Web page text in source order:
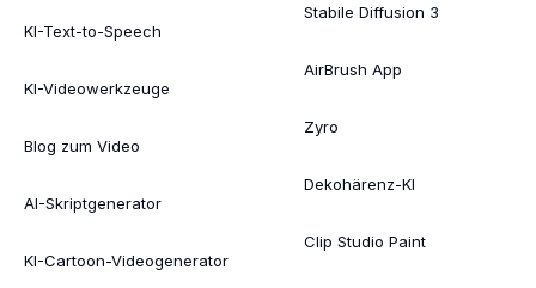
KI-Text-to-Speech
KI-Videowerkzeuge
Blog zum Video
AI-Skriptgenerator
KI-Cartoon-Videogenerator
Stabile Diffusion 3
AirBrush App
Zyro
Dekohärenz-KI
Clip Studio Paint